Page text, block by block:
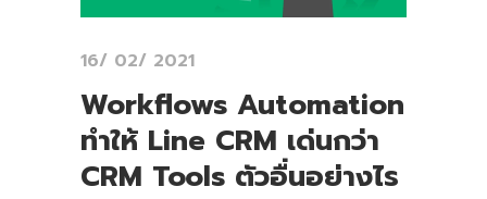
16/ 02/ 2021
Workflows Automation
ทำให้ Line CRM เด่นกว่า
CRM Tools ตัวอื่นอย่างไร